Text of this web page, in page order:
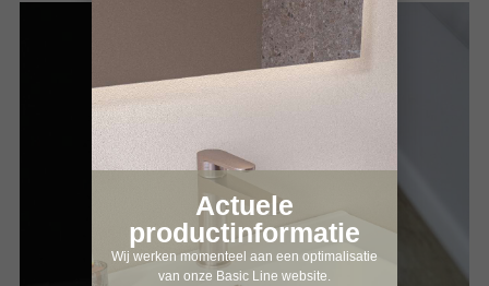
Actuele
productinformatie
Wij werken momenteel aan een optimalisatie
van onze Basic Line website.